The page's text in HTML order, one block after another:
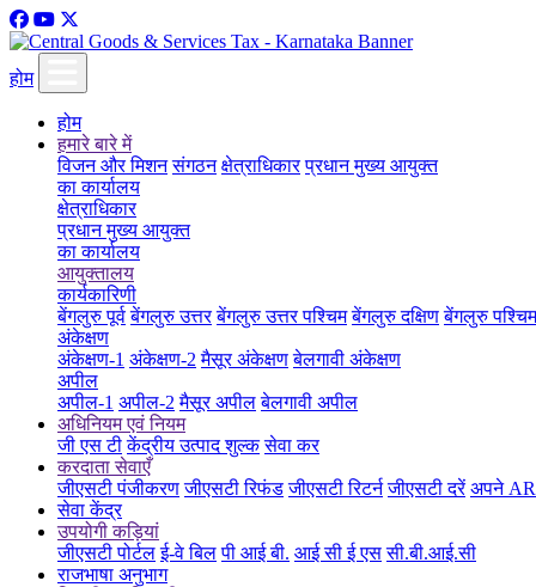
होम
होम
हमारे बारे में
विजन और मिशन संगठन क्षेत्राधिकार प्रधान मुख्य आयुक्त
का कार्यालय
क्षेत्राधिकार
प्रधान मुख्य आयुक्त
का कार्यालय
आयुक्तालय
कार्यकारिणी
बेंगलुरु पूर्व बेंगलुरु उत्तर बेंगलुरु उत्तर पश्चिम बेंगलुरु दक्षिण बेंगलुरु पश्चिम
अंकेक्षण
अंकेक्षण-1 अंकेक्षण-2 मैसूर अंकेक्षण बेलगावी अंकेक्षण
अपील
अपील-1 अपील-2 मैसूर अपील बेलगावी अपील
अधिनियम एवं नियम
जी एस टी केंद्रीय उत्पाद शुल्क सेवा कर
करदाता सेवाएँ
जीएसटी पंजीकरण जीएसटी रिफंड जीएसटी रिटर्न जीएसटी दरें अपने
सेवा केंद्र
उपयोगी कड़ियां
जीएसटी पोर्टल ई-वे बिल पी आई बी. आई सी ई एस सी.बी.आई.सी
राजभाषा अनुभाग